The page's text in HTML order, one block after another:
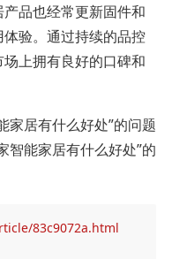
品也经常更新固件和
验。通过持续的品控
上拥有良好的口碑和
家居有什么好处”的问题
智能家居有什么好处”的
83c9072a.html